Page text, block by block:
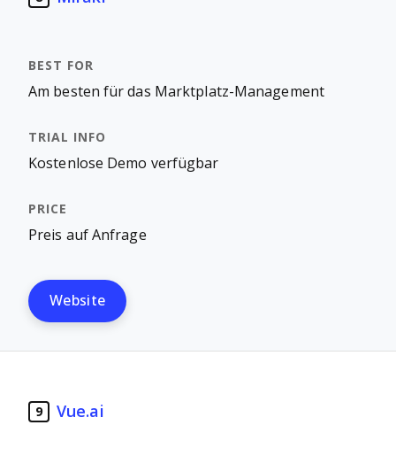
Am besten für das Marktplatz-Management
Kostenlose Demo verfügbar
Preis auf Anfrage
Website
9 Vue.ai